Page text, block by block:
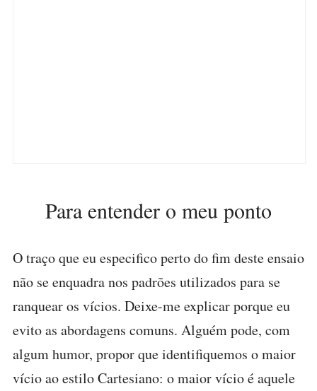
Para entender o meu ponto
O traço que eu especifico perto do fim deste ensaio
não se enquadra nos padrões utilizados para se
ranquear os vícios. Deixe-me explicar porque eu
evito as abordagens comuns. Alguém pode, com
algum humor, propor que identifiquemos o maior
vício ao estilo Cartesiano: o maior vício é aquele